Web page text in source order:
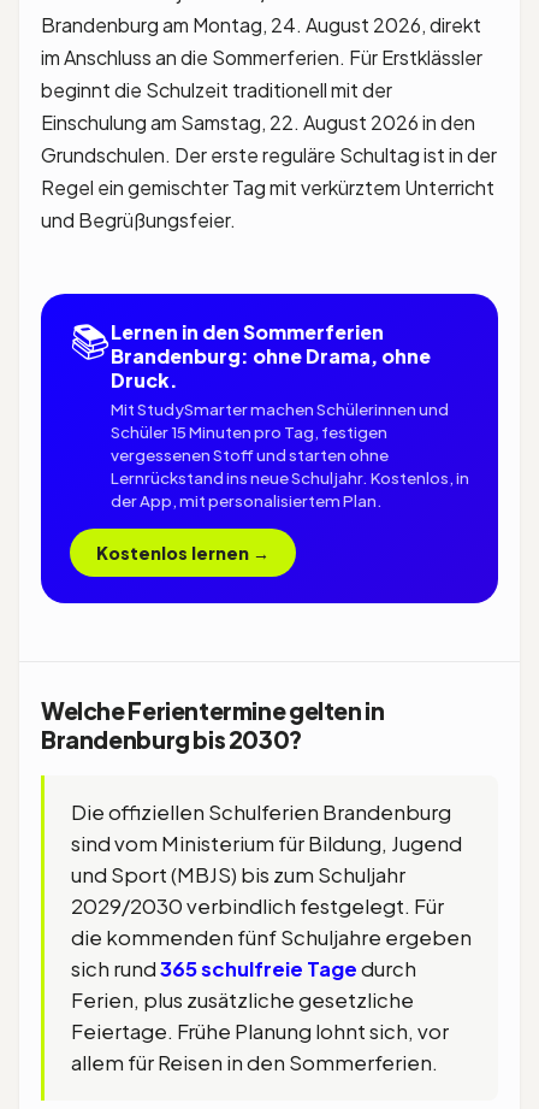
Brandenburg am Montag, 24. August 2026, direkt
im Anschluss an die Sommerferien. Für Erstklässler
beginnt die Schulzeit traditionell mit der
Einschulung am Samstag, 22. August 2026 in den
Grundschulen. Der erste reguläre Schultag ist in der
Regel ein gemischter Tag mit verkürztem Unterricht
und Begrüßungsfeier.
📚Lernen in den Sommerferien
Brandenburg: ohne Drama, ohne
Druck.
Mit StudySmarter machen Schülerinnen und
Schüler 15 Minuten pro Tag, festigen
vergessenen Stoff und starten ohne
Lernrückstand ins neue Schuljahr. Kostenlos, in
der App, mit personalisiertem Plan.
Kostenlos lernen →
Welche Ferientermine gelten in
Brandenburg bis 2030?
Die offiziellen Schulferien Brandenburg
sind vom Ministerium für Bildung, Jugend
und Sport (MBJS) bis zum Schuljahr
2029/2030 verbindlich festgelegt. Für
die kommenden fünf Schuljahre ergeben
sich rund365 schulfreie Tagedurch
Ferien, plus zusätzliche gesetzliche
Feiertage. Frühe Planung lohnt sich, vor
allem für Reisen in den Sommerferien.